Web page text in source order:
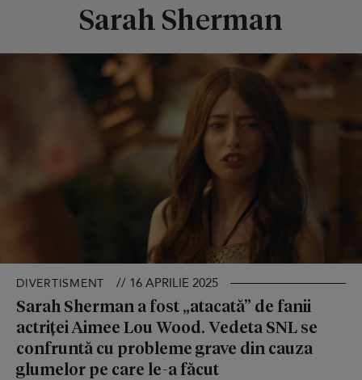
Sarah Sherman
DIVERTISMENT // 16 APRILIE 2025
Sarah Sherman a fost „atacată” de fanii
actriței Aimee Lou Wood. Vedeta SNL se
confruntă cu probleme grave din cauza
glumelor pe care le-a făcut